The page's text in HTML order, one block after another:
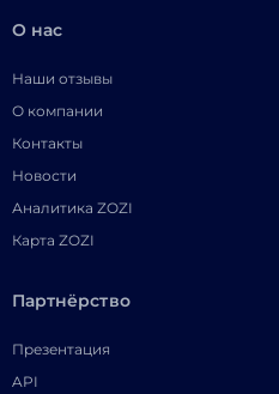
О нас
Наши отзывы
О компании
Контакты
Новости
Аналитика ZOZI
Карта ZOZI
Партнёрство
Презентация
API